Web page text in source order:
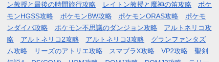
ン教授と最後の時間旅行攻略
レイトン教授と魔神の笛攻略
ポケ
モンHGSS攻略
ポケモンBW攻略 ポケモンORAS攻略
ポケモ
ンダイパ攻略
ポケモン不思議のダンジョン攻略
アルトネリコ攻
略
アルトネリコ2攻略 アルトネリコ3攻略
グランファンタズ
ム攻略
リーズのアトリエ攻略 スマブラX攻略 VP2攻略
聖剣